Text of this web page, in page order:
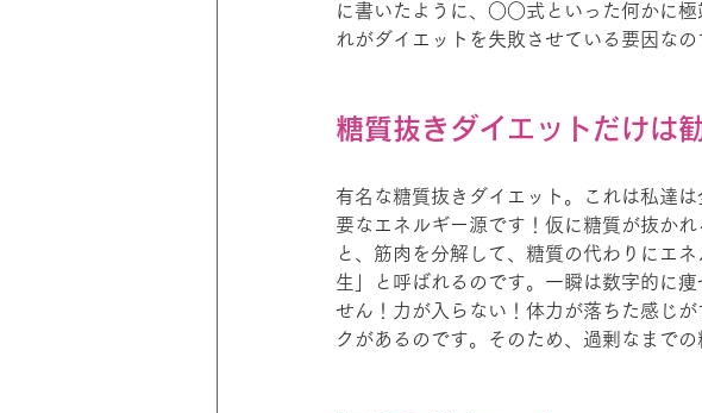
に書いたように、○○式といった何かに極
れがダイエットを失敗させている要因なの
糖質抜きダイエットだけは
有名な糖質抜きダイエット。これは私達
要なエネルギー源です！仮に糖質が抜か
と、筋肉を分解して、糖質の代わりにエ
生」と呼ばれるのです。一瞬は数字的に
せん！力が入らない！体力が落ちた感じ
クがあるのです。そのため、過剰なまで